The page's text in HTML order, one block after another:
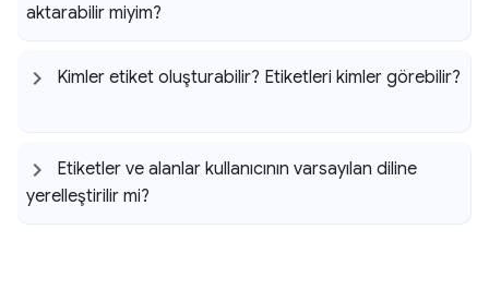
aktarabilir miyim?
Kimler etiket oluşturabilir? Etiketleri kimler görebilir?
Etiketler ve alanlar kullanıcının varsayılan diline
yerelleştirilir mi?